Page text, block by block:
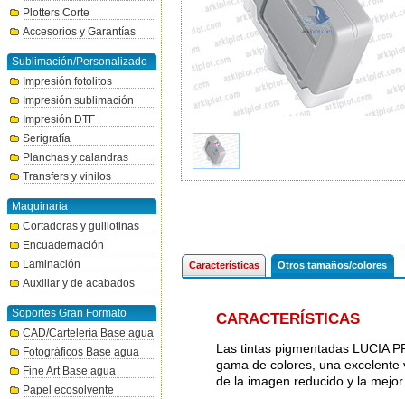
Plotters Corte
Accesorios y Garantías
Sublimación/Personalizado
Impresión fotolitos
Impresión sublimación
Impresión DTF
Serigrafía
Planchas y calandras
Transfers y vinilos
Maquinaria
Cortadoras y guillotinas
Encuadernación
Laminación
Auxiliar y de acabados
Soportes Gran Formato
CAD/Cartelería Base agua
Fotográficos Base agua
Fine Art Base agua
Papel ecosolvente
Características Otros tamaños/colores
CARACTERÍSTICAS
Las tintas pigmentadas LUCIA
gama de colores, una
de la imagen reducido y la